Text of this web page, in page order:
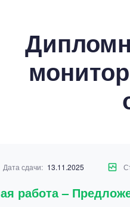
Дата сдачи: 13.11.2025
работа –